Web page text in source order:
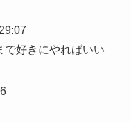
で好きにやればいい